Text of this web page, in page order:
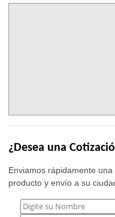
¿Desea una
Enviamos rápidamente
producto y envío a su